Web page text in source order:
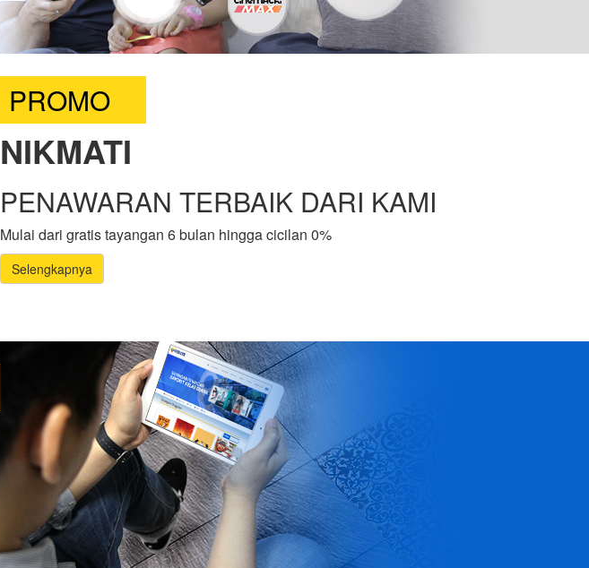
PROMO
NIKMATI
PENAWARAN TERBAIK DARI KAMI
Mulai dari gratis tayangan 6 bulan hingga cicilan 0%
Selengkapnya